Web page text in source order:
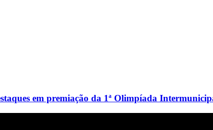
em premiação da 1ª Olimpíada